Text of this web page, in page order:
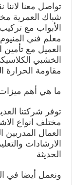
تواصل معنا
شباك العمرية
الأبواب مع
معلم فني
العميل مع تأمين
الخشبي
مقاومة الحرارة
ما هي أهم
توفر شركتنا
مختلف انواع
العمال
الارشادات
الحديثة
ونعمل أيضا في